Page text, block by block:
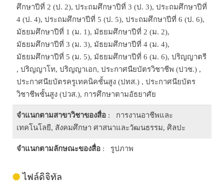
ศึกษาปีที่ 2 (ป. 2), ประถมศึกษาปีที่ 3 (ป. 3), ประถมศึกษาปีที่
4 (ป. 4), ประถมศึกษาปีที่ 5 (ป. 5), ประถมศึกษาปีที่ 6 (ป. 6),
มัธยมศึกษาปีที่ 1 (ม. 1), มัธยมศึกษาปีที่ 2 (ม. 2),
มัธยมศึกษาปีที่ 3 (ม. 3), มัธยมศึกษาปีที่ 4 (ม. 4),
มัธยมศึกษาปีที่ 5 (ม. 5), มัธยมศึกษาปีที่ 6 (ม. 6), ปริญญาตรี
, ปริญญาโท, ปริญญาเอก, ประกาศนียบัตรวิชาชีพ (ปวช.) ,
ประกาศนียบัตรครูเทคนิคชั้นสูง (ปทส.) , ประกาศนียบัตร
วิชาชีพชั้นสูง (ปวส.), การศึกษาตามอัธยาศัย
จำแนกตามสาขาวิชาของสื่อ : การงานอาชีพและ
เทคโนโลยี, สังคมศึกษา ศาสนาและวัฒนธรรม, ศิลปะ
จำแนกตามลักษณะของสื่อ : รูปภาพ
ไฟล์ดิจิทัล